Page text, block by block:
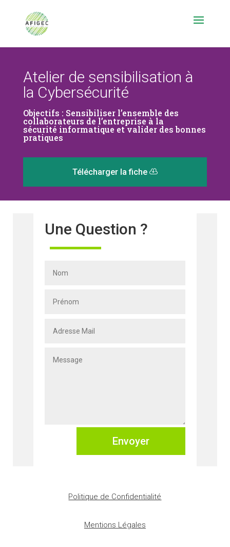
Atelier de sensibilisation à
la Cybersécurité
Objectifs : Sensibiliser l’ensemble des
collaborateurs de l’entreprise à la
sécurité informatique et valider des bonnes
pratiques
Télécharger la fiche
Une Question ?
Envoyer
Politique de Confidentialité
Mentions Légales